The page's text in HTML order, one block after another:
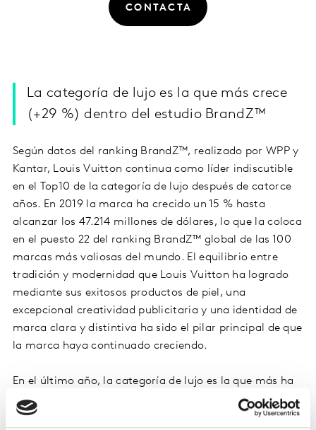
CONTACTA
La categoría de lujo es la que más crece
(+29 %) dentro del estudio BrandZ™
Según datos del ranking BrandZ™, realizado por WPP y
Kantar, Louis Vuitton continua como líder indiscutible
en el Top10 de la categoría de lujo después de catorce
años. En 2019 la marca ha crecido un 15 % hasta
alcanzar los 47.214 millones de dólares, lo que la coloca
en el puesto 22 del ranking BrandZ™ global de las 100
marcas más valiosas del mundo. El equilibrio entre
tradición y modernidad que Louis Vuitton ha logrado
mediante sus exitosos productos de piel, una
excepcional creatividad publicitaria y una identidad de
marca clara y distintiva ha sido el pilar principal de que
la marca haya continuado creciendo.
En el último año, la categoría de lujo es la que más ha
crecido dentro del ranking BrandZ™. El valor general de
la categoría ha crecido un 29 %, aumentando su valor